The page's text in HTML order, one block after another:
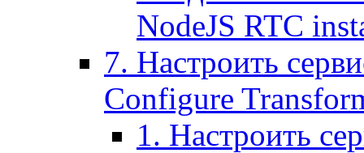
NodeJS RTC
7. Настроить
Configure
1. Настроить